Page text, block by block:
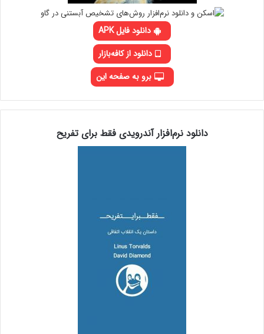
دانلود فایل APK
دانلود از کافه‌بازار
برو به صفحه این
دانلود نرم‌افزار آندرویدی فقط برای تفریح